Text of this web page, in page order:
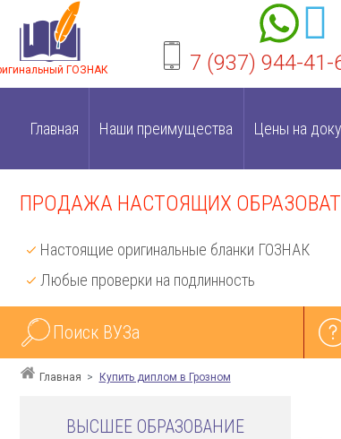
ГОЗНАК 7 (937) 944-41-
Главная Наши преимущества Цены на
ПРОДАЖА НАСТОЯЩИХ
Настоящие оригинальные бланки ГОЗНАК
Любые проверки на подлинность
Поиск ВУЗа
Главная Купить диплом в Грозном
ВЫСШЕЕ ОБРАЗОВАНИЕ